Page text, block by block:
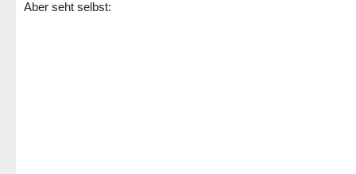
Aber seht selbst: